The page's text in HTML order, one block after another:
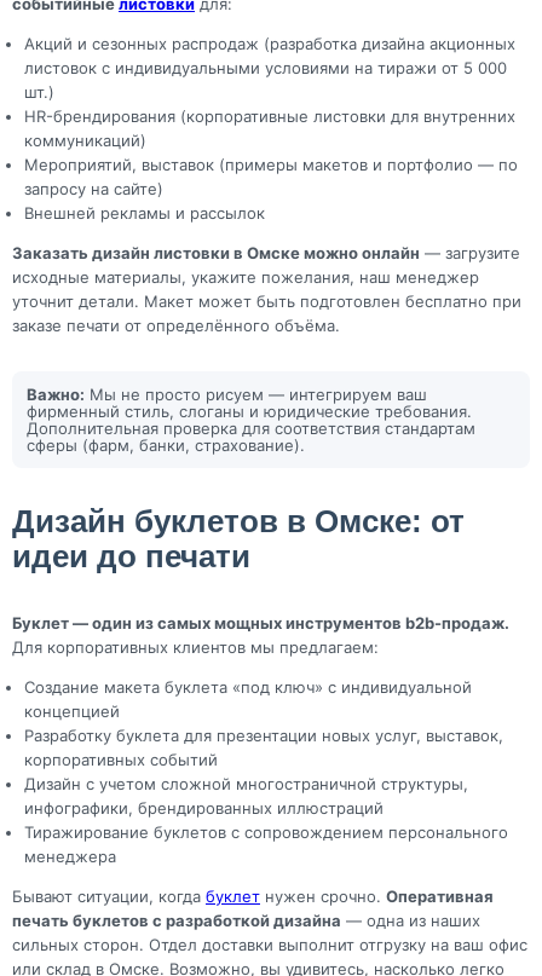
событийныелистовки для:
Акций и сезонных распродаж (разработка дизайна акционных
листовок с индивидуальными условиями на тиражи от 5 000
шт.)
HR-брендирования (корпоративные листовки для внутренних
коммуникаций)
Мероприятий, выставок (примеры макетов и портфолио — по
запросу на сайте)
Внешней рекламы и рассылок
Заказать дизайн листовки в Омске можно онлайн — загрузите
исходные материалы, укажите пожелания, наш менеджер
уточнит детали. Макет может быть подготовлен бесплатно при
заказе печати от определённого объёма.
Важно: Мы не просто рисуем — интегрируем ваш
фирменный стиль, слоганы и юридические требования.
Дополнительная проверка для соответствия стандартам
сферы (фарм, банки, страхование).
Дизайн буклетов в Омске: от
идеи до печати
Буклет — один из самых мощных инструментов b2b-продаж.
Для корпоративных клиентов мы предлагаем:
Создание макета буклета «под ключ» с индивидуальной
концепцией
Разработку буклета для презентации новых услуг, выставок,
корпоративных событий
Дизайн с учетом сложной многостраничной структуры,
инфографики, брендированных иллюстраций
Тиражирование буклетов с сопровождением персонального
менеджера
Бывают ситуации, когда буклет нужен срочно. Оперативная
печать буклетов с разработкой дизайна — одна из наших
сильных сторон. Отдел доставки выполнит отгрузку на ваш офис
или склад в Омске. Возможно, вы удивитесь, насколько легко